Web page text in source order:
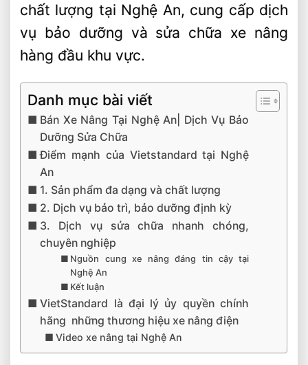
chất lượng tại Nghệ An, cung cấp dịch
vụ bảo dưỡng và sửa chữa xe nâng
hàng đầu khu vực.
Danh mục bài viết
Bán Xe Nâng Tại Nghệ An| Dịch Vụ Bảo
Dưỡng Sửa Chữa
Điểm mạnh của Vietstandard tại Nghệ
An
1. Sản phẩm đa dạng và chất lượng
2. Dịch vụ bảo trì, bảo dưỡng định kỳ
3. Dịch vụ sửa chữa nhanh chóng,
chuyên nghiệp
Nguồn cung xe nâng đáng tin cậy tại
Nghệ An
Kết luận
VietStandard là đại lý ủy quyền chính
hãng những thương hiệu xe nâng điện
Video xe nâng tại Nghệ An